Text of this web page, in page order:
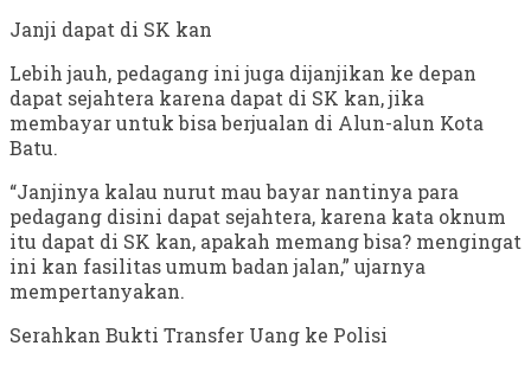
Janji dapat di SK kan
Lebih jauh, pedagang ini juga dijanjikan ke depan
dapat sejahtera karena dapat di SK kan, jika
membayar untuk bisa berjualan di Alun-alun Kota
Batu.
“Janjinya kalau nurut mau bayar nantinya para
pedagang disini dapat sejahtera, karena kata oknum
itu dapat di SK kan, apakah memang bisa? mengingat
ini kan fasilitas umum badan jalan,” ujarnya
mempertanyakan.
Serahkan Bukti Transfer Uang ke Polisi